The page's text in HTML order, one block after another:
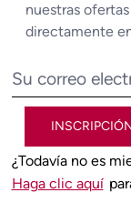
nuestras
directamente
¿Todavía no es
Haga clic aquí